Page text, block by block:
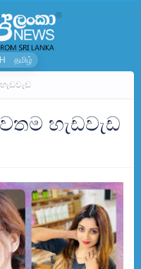
தமிழ்
හැඩවැඩ